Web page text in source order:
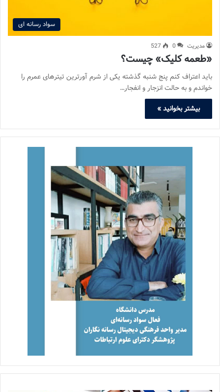
سواد رسانه ای
مدیریت 0
527
«طعمه کلیک» چیست؟
باید اعتراف کنم پنج شنبه گذشته یکی از شرم آورترین تیترهای عمرم را
خواندم و به حالت انزجار و انفجار…
بیشتر بخوانید »